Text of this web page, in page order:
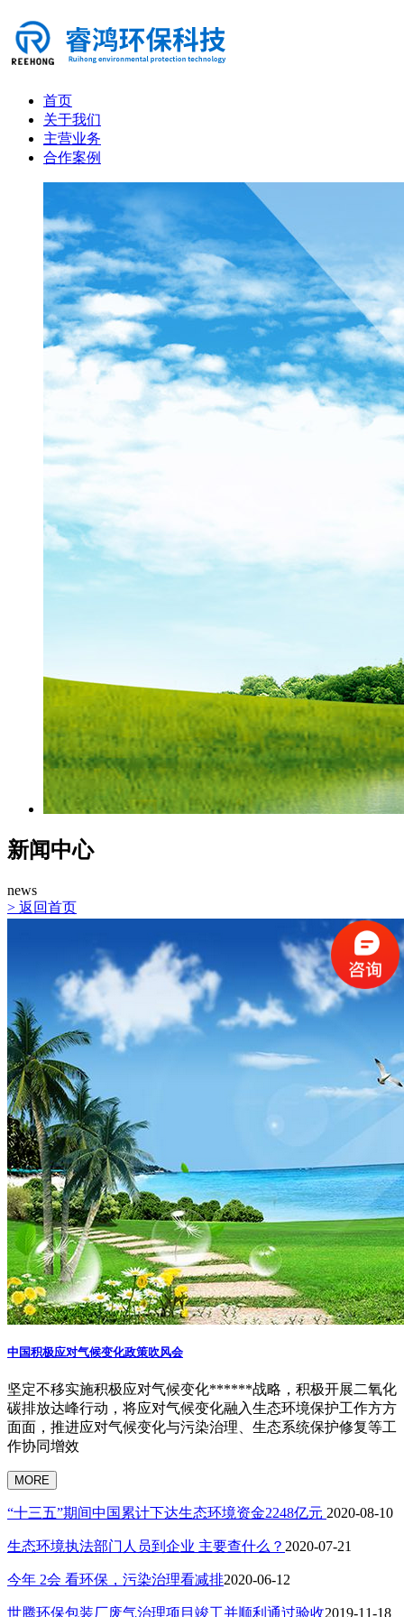
首页
关于我们
主营业务
合作案例
新闻中心
news
> 返回首页
中国积极应对气候变化政策吹风会
坚定不移实施积极应对气候变化******战略，积极开展二氧化
碳排放达峰行动，将应对气候变化融入生态环境保护工作方方
面面，推进应对气候变化与污染治理、生态系统保护修复等工
作协同增效
MORE
“十三五”期间中国累计下达生态环境资金2248亿元 2020-08-10
生态环境执法部门人员到企业 主要查什么？ 2020-07-21
今年 2会 看环保，污染治理看减排2020-06-12
世腾环保包装厂废气治理项目竣工并顺利通过验收2019-11-18